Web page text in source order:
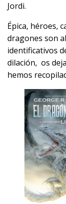
Jordi.
Épica, héroes,
dragones son
identificativos
dilación, os
hemos